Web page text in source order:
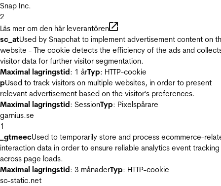
Snap Inc.
2
Läs mer om den här leverantören
sc_atUsed by Snapchat to implement advertisement content on
website - The cookie detects the efficiency of the ads and
visitor data for further visitor segmentation.
Maximal lagringstid: 1 årTyp: HTTP-cookie
pUsed to track visitors on multiple websites, in order to present
relevant advertisement based on the visitor's preferences.
Maximal lagringstid: SessionTyp: Pixelspårare
garnius.se
1
_gtmeecUsed to temporarily store and process ecommerce-
interaction data in order to ensure reliable analytics event tracking
across page loads.
Maximal lagringstid: 3 månaderTyp: HTTP-cookie
sc-static.net